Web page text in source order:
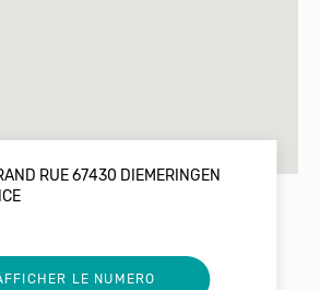
RUE 67430 DIEMERINGEN
00 45 57 LE NUMERO